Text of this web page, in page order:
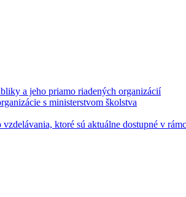
a jeho priamo riadených organizácií
s ministerstvom školstva
ktoré sú aktuálne dostupné v